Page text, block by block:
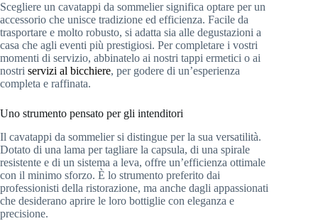
Scegliere un cavatappi da sommelier significa optare per un
accessorio che unisce tradizione ed efficienza. Facile da
trasportare e molto robusto, si adatta sia alle degustazioni a
casa che agli eventi più prestigiosi. Per completare i vostri
momenti di servizio, abbinatelo ai nostri tappi ermetici o ai
nostri servizi al bicchiere, per godere di un’esperienza
completa e raffinata.
Uno strumento pensato per gli intenditori
Il cavatappi da sommelier si distingue per la sua versatilità.
Dotato di una lama per tagliare la capsula, di una spirale
resistente e di un sistema a leva, offre un’efficienza ottimale
con il minimo sforzo. È lo strumento preferito dai
professionisti della ristorazione, ma anche dagli appassionati
che desiderano aprire le loro bottiglie con eleganza e
precisione.